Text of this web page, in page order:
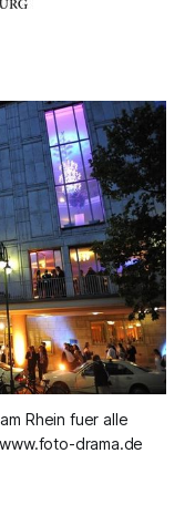
Rhein fuer alle
drama.de